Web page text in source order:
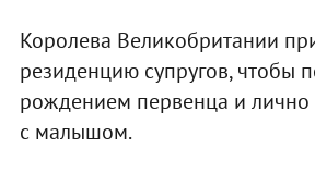
Королева Великобритании
резиденцию супругов, чтобы
рождением первенца и лично
с малышом.